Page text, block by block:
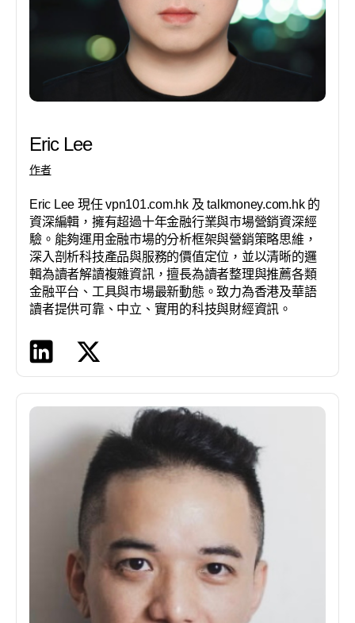
Eric Lee
作者
Eric Lee 現任 vpn101.com.hk 及 talkmoney.com.hk 的
資深編輯，擁有超過十年金融行業與市場營銷資深經
驗。能夠運用金融市場的分析框架與營銷策略思維，
深入剖析科技產品與服務的價值定位，並以清晰的邏
輯為讀者解讀複雜資訊，擅長為讀者整理與推薦各類
金融平台、工具與市場最新動態。致力為香港及華語
讀者提供可靠、中立、實用的科技與財經資訊。